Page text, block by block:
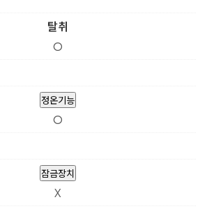
탈취
O
정온기능
O
잠금장치
X